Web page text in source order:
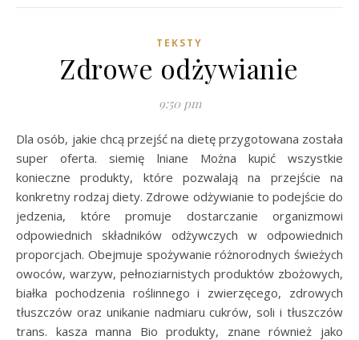
TEKSTY
Zdrowe odżywianie
9:50 pm
Dla osób, jakie chcą przejść na dietę przygotowana została
super oferta. siemię lniane Można kupić wszystkie
konieczne produkty, które pozwalają na przejście na
konkretny rodzaj diety. Zdrowe odżywianie to podejście do
jedzenia, które promuje dostarczanie organizmowi
odpowiednich składników odżywczych w odpowiednich
proporcjach. Obejmuje spożywanie różnorodnych świeżych
owoców, warzyw, pełnoziarnistych produktów zbożowych,
białka pochodzenia roślinnego i zwierzęcego, zdrowych
tłuszczów oraz unikanie nadmiaru cukrów, soli i tłuszczów
trans. kasza manna Bio produkty, znane również jako